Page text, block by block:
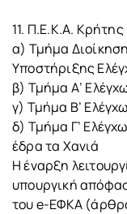
11. Π.Ε.Κ.Α. Κρήτης
α) Τμήμα
Υποστήριξης
β) Τμήμα Α’
γ) Τμήμα Β’
δ) Τμήμα Γ’
έδρα τα Χανιά
Η έναρξη
υπουργική
του e-ΕΦΚΑ